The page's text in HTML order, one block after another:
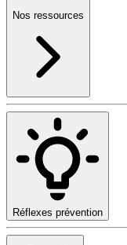
Nos ressources
Réflexes prévention